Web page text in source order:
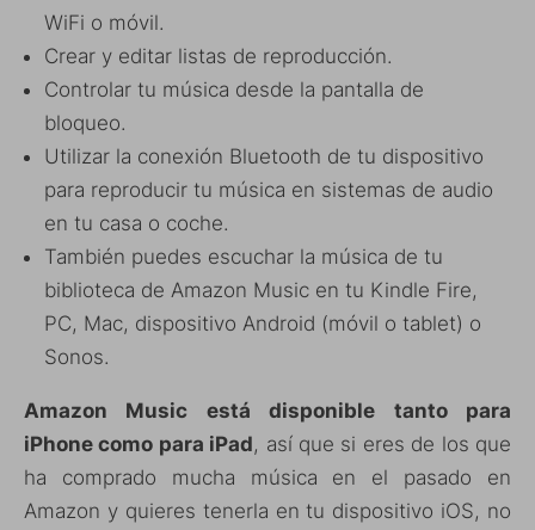
WiFi o móvil.
Crear y editar listas de reproducción.
Controlar tu música desde la pantalla de
bloqueo.
Utilizar la conexión Bluetooth de tu dispositivo
para reproducir tu música en sistemas de audio
en tu casa o coche.
También puedes escuchar la música de tu
biblioteca de Amazon Music en tu Kindle Fire,
PC, Mac, dispositivo Android (móvil o tablet) o
Sonos.
Amazon Music está disponible tanto para
iPhone como para iPad, así que si eres de los que
ha comprado mucha música en el pasado en
Amazon y quieres tenerla en tu dispositivo iOS, no